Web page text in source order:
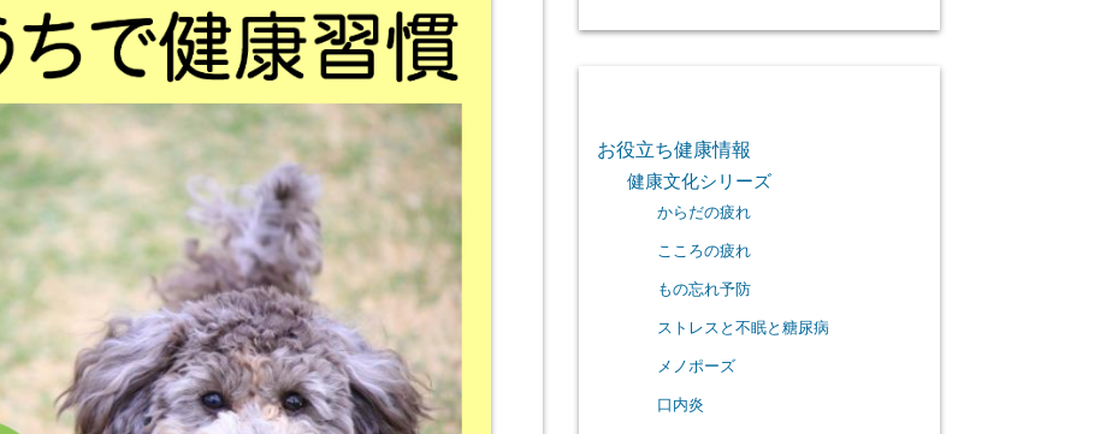
お役立ち健康情報
健康文化シリーズ
からだの疲れ
こころの疲れ
もの忘れ予防
ストレスと不眠と糖尿病
メノポーズ
口内炎